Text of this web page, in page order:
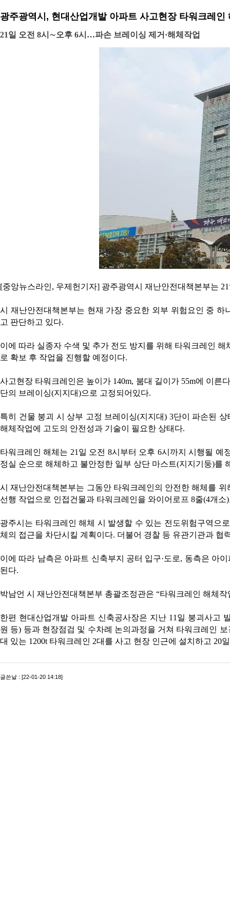
광주광역시, 현대산업개발 아파트 사고현장 타워크레인
21일 오전 8시∼오후 6시…파손 브레이싱 제거·해체작업
[중앙뉴스라인, 우제헌기자] 광주광역시 재난안전대책본부는
시 재난안전대책본부는 현재 가장 중요한 외부 위험요인 중
고 판단하고 있다.
이에 따라 실종자 수색 및 추가 전도 방지를 위해 타워크레인
로 확보 후 작업을 진행할 예정이다.
사고현장 타워크레인은 높이가 140m, 붐대 길이가 55m에 이
단의 브레이싱(지지대)으로 고정되어있다.
특히 건물 붕괴 시 상부 고정 브레이싱(지지대) 3단이 파손된
해체작업에 고도의 안전성과 기술이 필요한 상태다.
타워크레인 해체는 21일 오전 8시부터 오후 6시까지 시행될
정실 순으로 해체하고 불안정한 일부 상단 마스트(지지기둥)를
시 재난안전대책본부는 그동안 타워크레인의 안전한 해체를
선행 작업으로 인접건물과 타워크레인을 와이어로프 8줄(4개
광주시는 타워크레인 해체 시 발생할 수 있는 전도위험구역으
체의 접근을 차단시킬 계획이다. 더불어 경찰 등 유관기관과 협
이에 따라 남측은 아파트 신축부지 공터 입구·도로, 동측은 아
된다.
박남언 시 재난안전대책본부 총괄조정관은 “타워크레인 해체
한편 현대산업개발 아파트 신축공사장은 지난 11일 붕괴사고
원 등) 등과 현장점검 및 수차례 논의과정을 거쳐 타워크레인
대 있는 1200t 타워크레인 2대를 사고 현장 인근에 설치하고 20
글쓴날 : [22-01-20 14:18]